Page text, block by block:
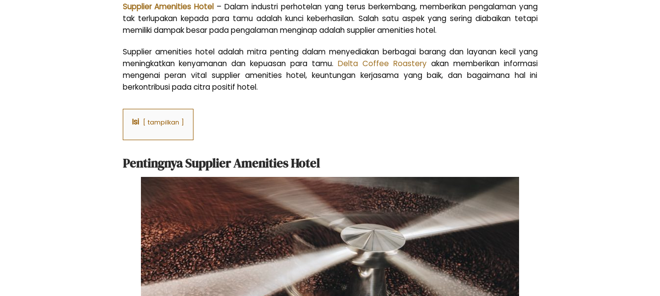
Supplier Amenities Hotel – Dalam industri perhotelan yang terus berkembang, memberikan pengalaman yang
tak terlupakan kepada para tamu adalah kunci keberhasilan. Salah satu aspek yang sering diabaikan tetapi
memiliki dampak besar pada pengalaman menginap adalah supplier amenities hotel.
Supplier amenities hotel adalah mitra penting dalam menyediakan berbagai barang dan layanan kecil yang
meningkatkan kenyamanan dan kepuasan para tamu. Delta Coffee Roasteryakan memberikan informasi
mengenai peran vital supplier amenities hotel, keuntungan kerjasama yang baik, dan bagaimana hal ini
berkontribusi pada citra positif hotel.
Isi tampilkan
Pentingnya Supplier Amenities Hotel